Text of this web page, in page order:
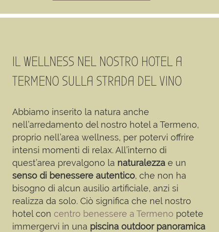
IL WELLNESS NEL NOSTRO HOTEL A
TERMENO SULLA STRADA DEL VINO
Abbiamo inserito la natura anche
nell’arredamento del nostro hotel a Termeno,
proprio nell’area wellness, per potervi offrire
intensi momenti di relax. All’interno di
quest’area prevalgono la naturalezza e un
senso di benessere autentico, che non ha
bisogno di alcun ausilio artificiale, anzi si
realizza da solo. Ciò significa che nel nostro
hotel con centro benessere a Termeno potete
immergervi in una piscina outdoor panoramica